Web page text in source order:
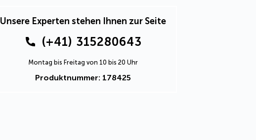
Unsere Experten stehen Ihnen zur Seite
(+41) 315280643
Montag bis Freitag von 10 bis 20 Uhr
Produktnummer: 178425